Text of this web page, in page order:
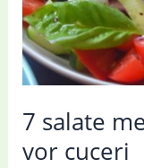
7 salate
vor cuceri